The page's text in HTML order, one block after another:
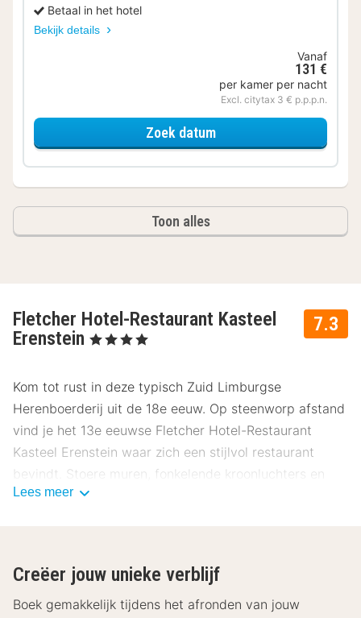
Betaal in het hotel
Bekijk details
Vanaf
131 €
per kamer per nacht
Excl. citytax 3 € p.p.p.n.
Zoek datumvoor Standaard
Toon alles
7.3
Fletcher Hotel-Restaurant Kasteel
Erenstein , 4 Sterren
Kom tot rust in deze typisch Zuid Limburgse
Herenboerderij uit de 18e eeuw. Op steenworp afstand
vind je het 13e eeuwse Fletcher Hotel-Restaurant
Kasteel Erenstein waar zich een stijlvol restaurant
bevindt. Stoere muren, fonkelende kroonluchters en
krakende traptreden houden het rijke verleden levend.
Fletcher Hotel-Restaurant Kasteel Erenstein beschikt
over comfortabele hotelkamers. Deze bevinden zich in
Lees meer
Creëer jouw unieke verblijf
Boek gemakkelijk tijdens het afronden van jouw